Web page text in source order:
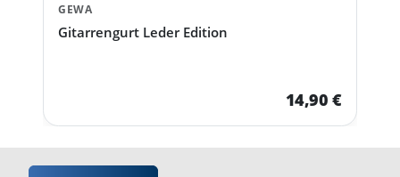
GEWA
Gitarrengurt Leder Edition
14,90 €